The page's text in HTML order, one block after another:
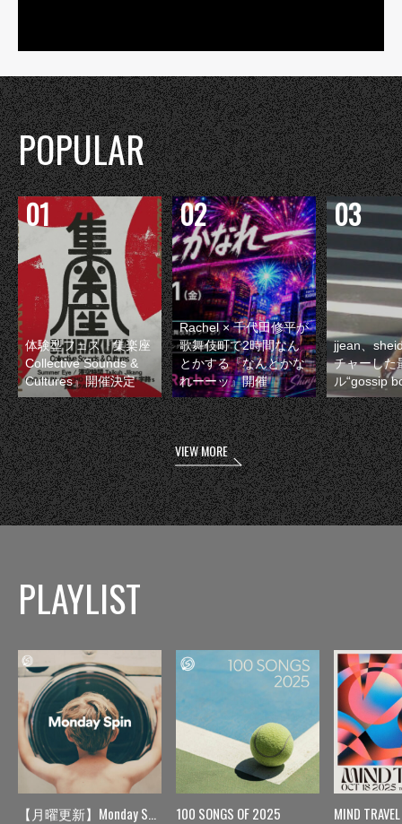
POPULAR
体験型フェス『集楽座
Collective Sounds &
Cultures』開催決定
Rachel × 千代田修平が
歌舞伎町で2時間なん
とかする『なんとかな
れーーッ』開催
jjean、
チャーした
ル“gossip
VIEW MORE
PLAYLIST
【月曜更新】Monday Spin 100 SONGS OF 2025 MIND TRAVEL